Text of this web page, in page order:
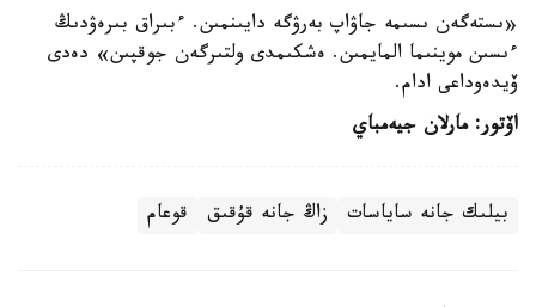
«ىستەگەن ىسىمە جاۋاپ بەرۋگە دايىنمىن. ءبىراق بىرەۋدىڭ
ءىسىن موينىما المايمىن. ەشكىمدى ولتىرگەن جوقپىن» دەدى
ۆيدەوداعى ادام.
اۆتور: مارلان جيەمباي
بيلىك جانە ساياسات زاڭ جانە قۇقىق قوعام